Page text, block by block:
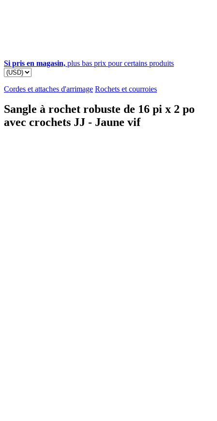
Si pris en magasin, plus bas prix pour certains produits
Cordes et attaches d'arrimage Rochets et courroies
Sangle à rochet robuste de 16 pi x 2 po
avec crochets JJ - Jaune vif